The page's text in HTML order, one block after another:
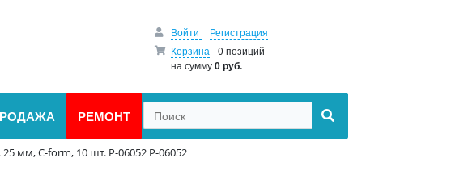
Войти
Регистрация
Корзина
0 позиций
на сумму0 руб.
РЕМОНТ
25 мм, C-form, 10 шт. P-06052 P-06052